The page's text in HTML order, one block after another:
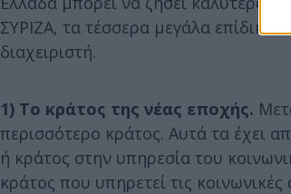
ΣΥΡΙΖΑ, τα τέσσερα μεγάλα επίδικα
διαχειριστή.
1) Το κράτος της νέας εποχής.
περισσότερο κράτος. Αυτά τα έχει
ή κράτος στην υπηρεσία του
κράτος που υπηρετεί τις